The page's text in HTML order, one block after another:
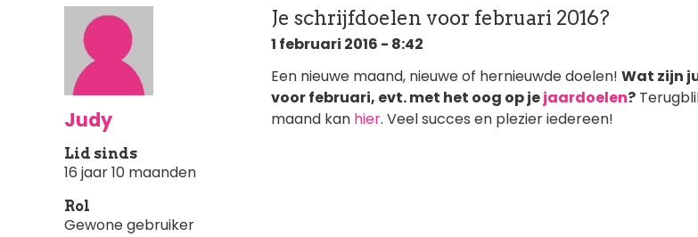
here:
Judy
Lid sinds
16 jaar 10 maanden
Rol
Gewone gebruiker
Je schrijfdoelen voor februari 2016?
1 februari 2016 - 8:42
Een nieuwe maand, nieuwe of hernieuwde doelen! Wat zijn
voor februari, evt. met het oog op jejaardoelen?
maand kan hier. Veel succes en plezier iedereen!